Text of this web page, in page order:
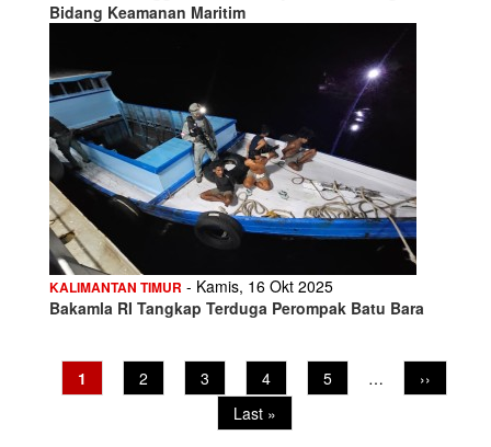
Bidang Keamanan Maritim
KALIMANTAN TIMUR - Kamis, 16 Okt 2025
Bakamla RI Tangkap Terduga Perompak Batu Bara
Pagination
Current
page
1 Page
2 Page
3 Page
4 Page
5 …
Next
page
››
Last
page
Last »